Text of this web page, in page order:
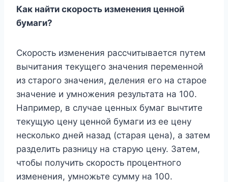
Как найти скорость изменения ценной
бумаги?
Скорость изменения рассчитывается путем
вычитания текущего значения переменной
из старого значения, деления его на старое
значение и умножения результата на 100.
Например, в случае ценных бумаг вычтите
текущую цену ценной бумаги из ее цену
несколько дней назад (старая цена), а затем
разделить разницу на старую цену. Затем,
чтобы получить скорость процентного
изменения, умножьте сумму на 100.